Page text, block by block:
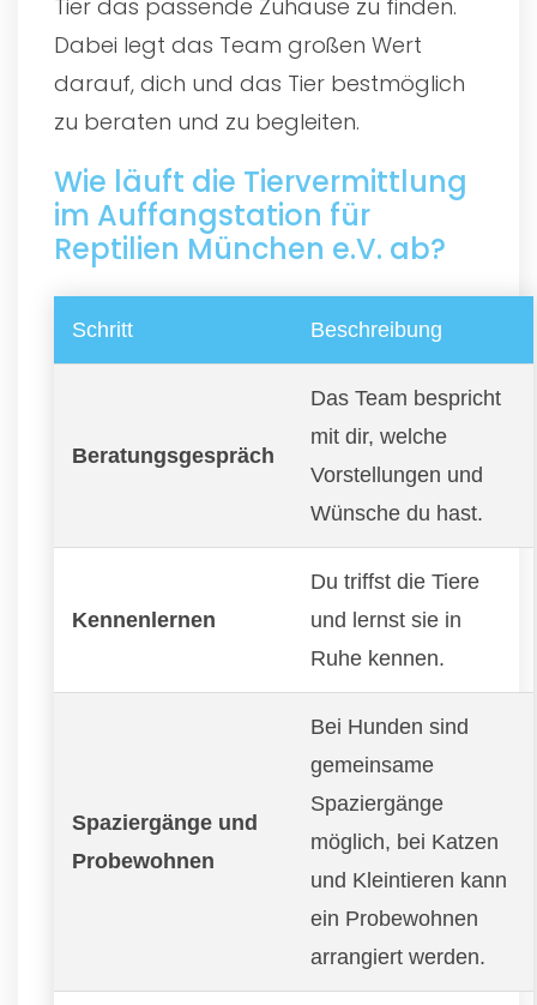
Tier das passende Zuhause zu finden.
Dabei legt das Team großen Wert
darauf, dich und das Tier bestmöglich
zu beraten und zu begleiten.
Wie läuft die Tiervermittlung
im Auffangstation für
Reptilien München e.V. ab?
Schritt Beschreibung
Beratungsgespräch
Das Team bespricht
mit dir, welche
Vorstellungen und
Wünsche du hast.
Kennenlernen
Du triffst die Tiere
und lernst sie in
Ruhe kennen.
Spaziergänge und
Probewohnen
Bei Hunden sind
gemeinsame
Spaziergänge
möglich, bei Katzen
und Kleintieren kann
ein Probewohnen
arrangiert werden.